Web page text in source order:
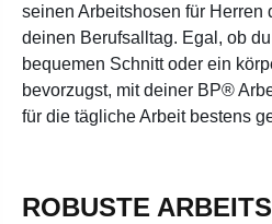
seinen Arbeitshosen für Herren
deinen Berufsalltag. Egal, ob
bequemen Schnitt oder ein
bevorzugst, mit deiner BP®
für die tägliche Arbeit bestens
ROBUSTE